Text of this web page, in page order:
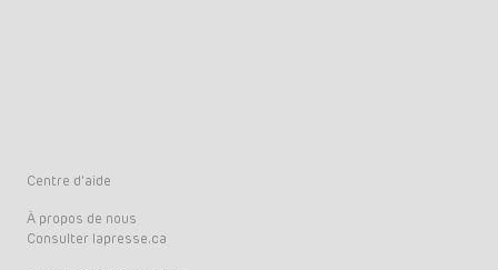
Centre d’aide
À propos de nous
Consulter lapresse.ca